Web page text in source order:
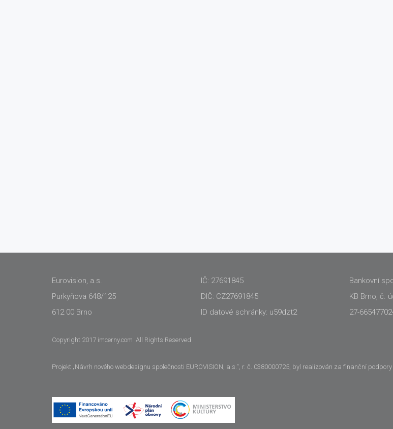
Eurovision, a.s.
Purkyňova 648/125
612 00 Brno
IČ: 27691845
DIČ: CZ27691845
ID datové schránky: u59dzt2
Bankovní
KB Brno, č.
27-
Copyright 2017 imcerny.com All Rights Reserved
Projekt „Návrh nového webdesignu společnosti EUROVISION, a.s.“, r. č. 0380000725, byl realizován za finanční